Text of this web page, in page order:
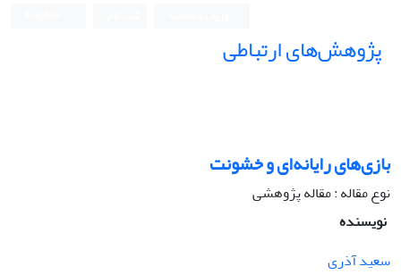
پژوهش‌های ارتباطی
بازی‌های رایانه‌ای و خشونت
نوع مقاله : مقاله پژوهشی
نویسنده
سعید آذری